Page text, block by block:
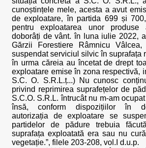
cunoștințele mele, acesta a avut
de exploatare, în partida 699 și
pentru exploatarea unor produse
doborâți de vânt. în luna iulie 2022,
Gărzii Forestiere Râmnicu
suspendat serviciul silvic în suprafața
în urma căreia au încetat de drept
exploatare emise în zona respectivă,
S.C. O. S.R.L.ț...) Nu cunosc
privind reprimirea suprafețelor de
S.C.O. S.R.L. întrucât nu m-am
însă, conform dispozițiilor în
autorizația de exploatare se
partidelor de pădure trebuia
suprafața exploatată era sau nu
vegetație.”, filele 203-208, vol.I d.u.p.